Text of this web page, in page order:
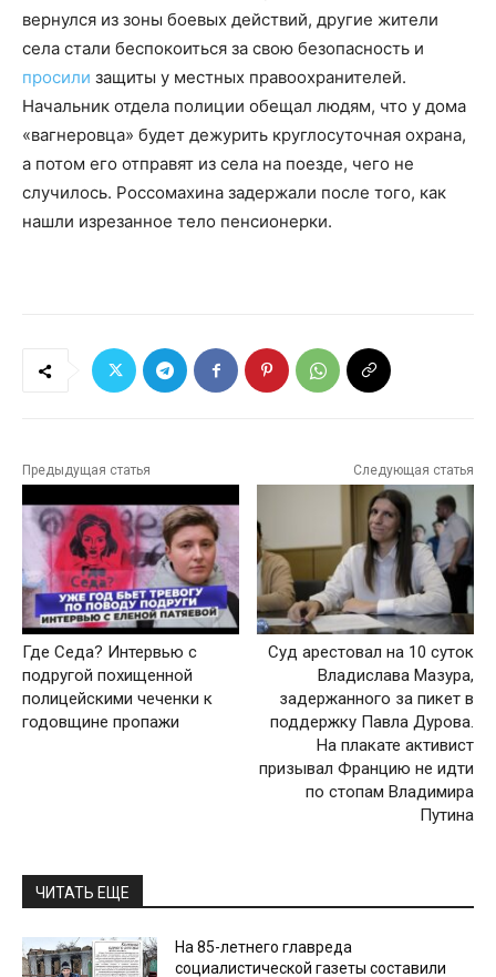
вернулся из зоны боевых действий, другие жители
села стали беспокоиться за свою безопасность и
просили защиты у местных правоохранителей.
Начальник отдела полиции обещал людям, что у дома
«вагнеровца» будет дежурить круглосуточная охрана,
а потом его отправят из села на поезде, чего не
случилось. Россомахина задержали после того, как
нашли изрезанное тело пенсионерки.
Предыдущая статья
Где Седа? Интервью с
подругой похищенной
полицейскими чеченки к
годовщине пропажи
Следующая статья
Суд арестовал на 10 суток
Владислава Мазура,
задержанного за пикет в
поддержку Павла Дурова.
На плакате активист
призывал Францию не идти
по стопам Владимира
Путина
ЧИТАТЬ ЕЩЕ
На 85-летнего главреда
социалистической газеты составили